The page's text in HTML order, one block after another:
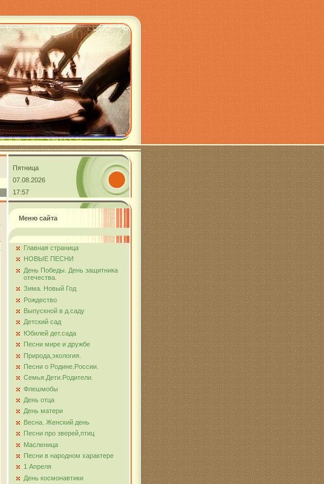
Пятница
07.08.2026
17:57
Меню сайта
Главная страница
НОВЫЕ ПЕСНИ
День Победы. День защитника
отечества.
Зима. Новый Год
Рождество
Выпускной в д.саду
Детский сад
Юбилей дет.сада
Песни мире и дружбе
Природа,экология.
Песни о Родине.России.
Семья.Дети.Родители.
Флешмобы
День отца
День матери
Весна. Женский день
Песни про зверей,птиц
Масленица
Песни в народном характере
1 Апреля
День космонавтики